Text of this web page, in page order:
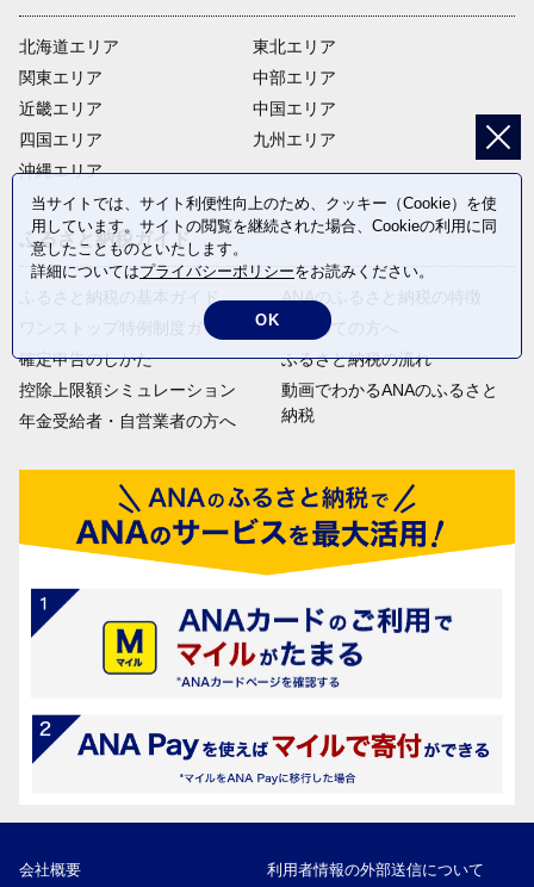
北海道エリア
関東エリア
近畿エリア
四国エリア
沖縄エリア
東北エリア
中部エリア
中国エリア
九州エリア
ふるさと納税ガイド
ふるさと納税の基本ガイド
ワンストップ特例制度ガイド
確定申告のしかた
控除上限額シミュレーション
年金受給者・自営業者の方へ
ANAのふるさと納税の特徴
はじめての方へ
ふるさと納税の流れ
動画でわかるANAのふるさと
納税
会社概要 利用者情報の外部送信について
当サイトでは、サイト利便性向上のため、クッキー（Cookie）を使
用しています。サイトの閲覧を継続された場合、Cookieの利用に同
意したことものといたします。
詳細についてはプライバシーポリシーをお読みください。
OK